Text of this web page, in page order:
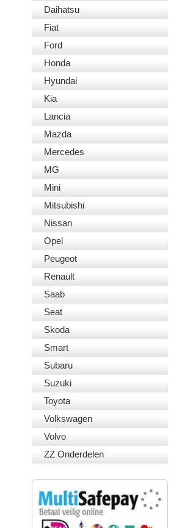
Daihatsu
Fiat
Ford
Honda
Hyundai
Kia
Lancia
Mazda
Mercedes
MG
Mini
Mitsubishi
Nissan
Opel
Peugeot
Renault
Saab
Seat
Skoda
Smart
Subaru
Suzuki
Toyota
Volkswagen
Volvo
ZZ Onderdelen